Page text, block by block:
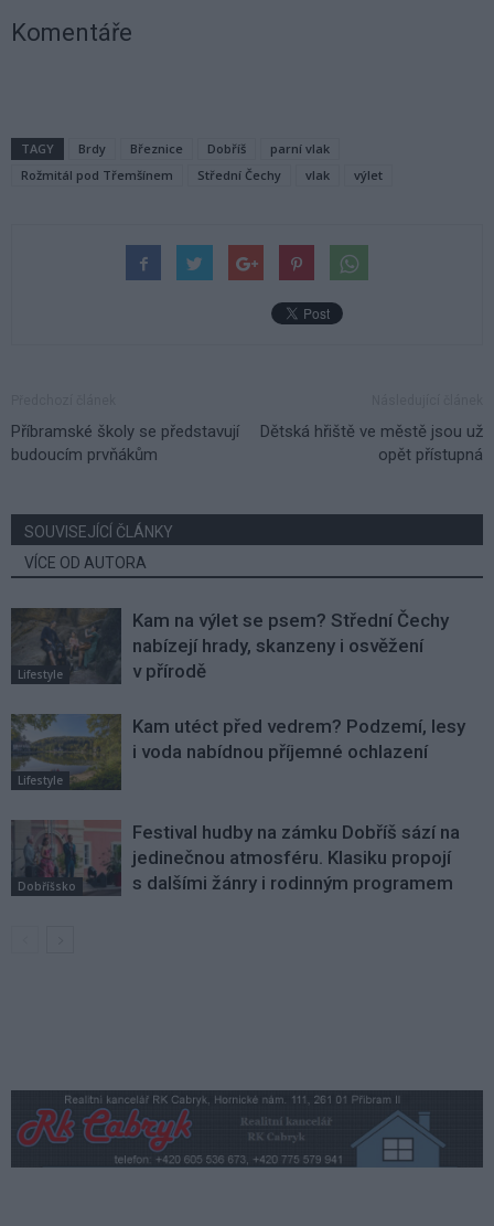
Komentáře
TAGY Brdy Březnice Dobříš
parní vlak
Rožmitál pod Třemšínem
Střední Čechy vlak výlet
Příbramské školy se představují
budoucím prvňákům
Dětská hřiště ve městě jsou už
opět přístupná
SOUVISEJÍCÍ ČLÁNKY
VÍCE OD AUTORA
Lifestyle
Kam na výlet se psem? Střední Čechy
nabízejí hrady, skanzeny i osvěžení
v přírodě
Lifestyle
Kam utéct před vedrem? Podzemí, lesy
i voda nabídnou příjemné ochlazení
Dobříšsko
Festival hudby na zámku Dobříš sází na
jedinečnou atmosféru. Klasiku propojí
s dalšími žánry i rodinným programem